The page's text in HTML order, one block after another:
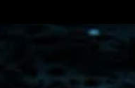
på en